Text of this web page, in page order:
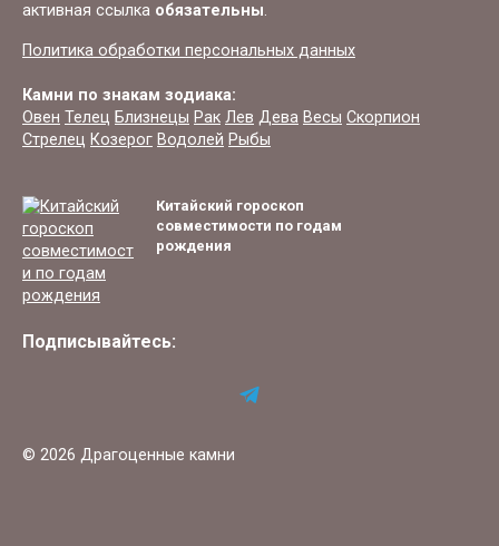
активная ссылка обязательны.
Политика обработки персональных данных
Камни по знакам зодиака:
Овен Телец Близнецы Рак Лев Дева Весы Скорпион
Стрелец Козерог Водолей Рыбы
Китайский гороскоп
совместимости по годам
рождения
Подписывайтесь:
© 2026 Драгоценные камни